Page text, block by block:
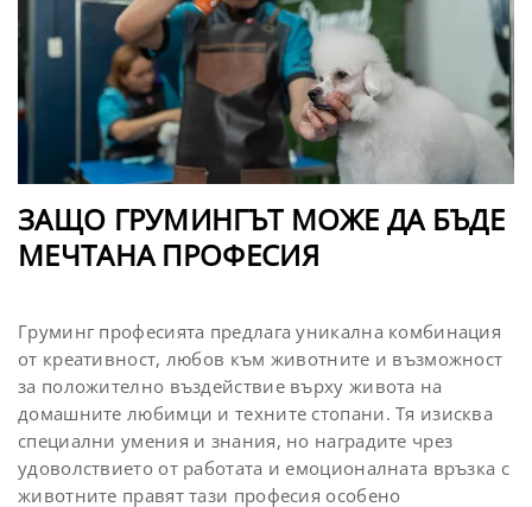
ЗАЩО ГРУМИНГЪТ МОЖЕ ДА БЪДЕ
МЕЧТАНА ПРОФЕСИЯ
Груминг професията предлага уникална комбинация
от креативност, любов към животните и възможност
за положително въздействие върху живота на
домашните любимци и техните стопани. Тя изисква
специални умения и знания, но наградите чрез
удоволствието от работата и емоционалната връзка с
животните правят тази професия особено